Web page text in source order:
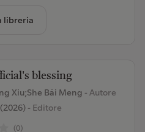
libreria
blessing
Xiu;She Bái Meng - Autore
- Editore
(0)